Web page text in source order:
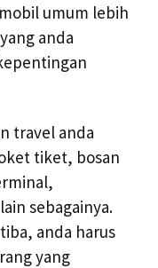
umum lebih
anda
travel anda
tiket, bosan
sebagainya.
anda harus
yang